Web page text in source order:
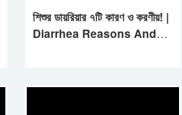
শিশুর ডায়রিয়ার ৭টি কারণ ও করণীয়! |
Diarrhea Reasons And